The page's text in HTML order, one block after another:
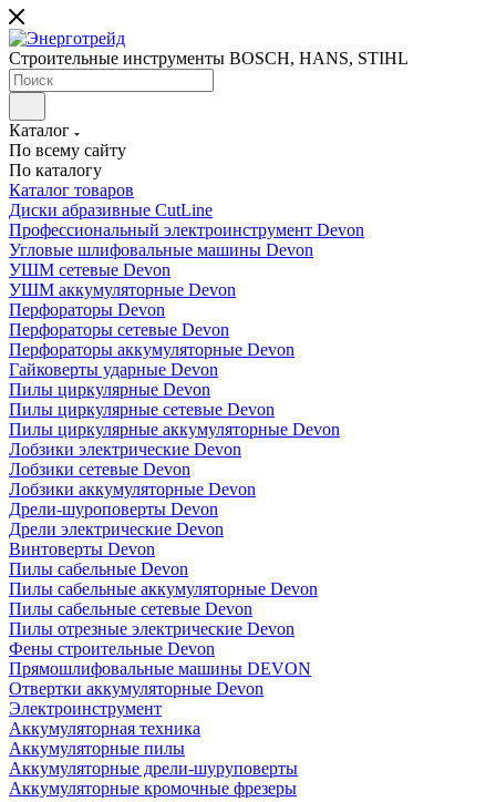
Строительные инструменты BOSCH, HANS, STIHL
Каталог
По всему сайту
По каталогу
Каталог товаров
Диски абразивные CutLine
Профессиональный электроинструмент Devon
Угловые шлифовальные машины Devon
УШМ сетевые Devon
УШМ аккумуляторные Devon
Перфораторы Devon
Перфораторы сетевые Devon
Перфораторы аккумуляторные Devon
Гайковерты ударные Devon
Пилы циркулярные Devon
Пилы циркулярные сетевые Devon
Пилы циркулярные аккумуляторные Devon
Лобзики электрические Devon
Лобзики сетевые Devon
Лобзики аккумуляторные Devon
Дрели-шуроповерты Devon
Дрели электрические Devon
Винтоверты Devon
Пилы сабельные Devon
Пилы сабельные аккумуляторные Devon
Пилы сабельные сетевые Devon
Пилы отрезные электрические Devon
Фены строительные Devon
Прямошлифовальные машины DEVON
Отвертки аккумуляторные Devon
Электроинструмент
Аккумуляторная техника
Аккумуляторные пилы
Аккумуляторные дрели-шуруповерты
Аккумуляторные кромочные фрезеры